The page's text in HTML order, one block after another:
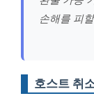
손해를 피
호스트 취